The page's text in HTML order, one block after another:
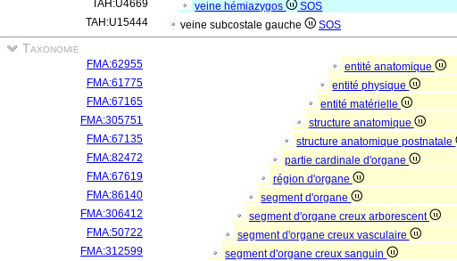
TAH:U4669
veine hémiazygos
SOS
TAH:U15444
veine subcostale gauche SOS
Taxonomie
FMA:62955
entité anatomique
FMA:61775
entité physique
FMA:67165
entité matérielle
FMA:305751
structure anatomique
FMA:67135
structure anatomique postnatale
FMA:82472
partie cardinale d'organe
FMA:67619
région d'organe
FMA:86140
segment d'organe
FMA:306412
segment d'organe creux arborescent
FMA:50722
segment d'organe creux vasculaire
FMA:312599
segment d'organe creux sanguin